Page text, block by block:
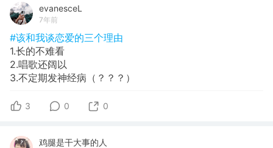
evanesceL
7年前
#该和我谈恋爱的三个理由
1.长的不难看
2.唱歌还阔以
3.不定期发神经病（？？？）
3 0 0
鸡腿是干大事的人